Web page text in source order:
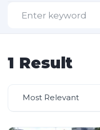
1 Result
Most Relevant